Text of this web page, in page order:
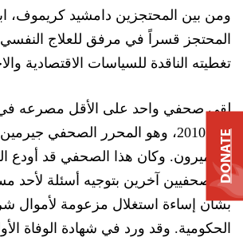
ومن بين المحتجزين دامشيد كريموف،
المحتجز قسراً في مرفق للعلاج النفسي
تغطيته الناقدة للسياسات الاقتصادية
لقي صحفي واحد على الأقل مصرعه
عام 2010، وهو المحرر الصحفي
الكاميرون. وكان هذا الصحفي قد أودع
مع صحفيين آخرين بتوجيه أسئلة لأحد
بشأن إساءة استغلال مزعومة لأموال
الحكومية. وقد ورد في شهادة الوفاة
DONATE